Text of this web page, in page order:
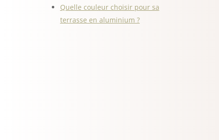
Quelle couleur choisir pour sa
terrasse en aluminium ?